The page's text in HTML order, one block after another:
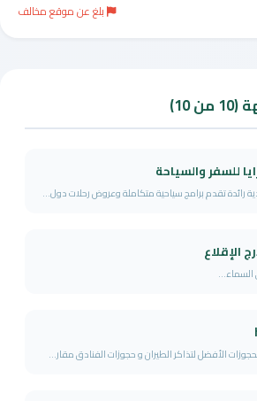
بلغ عن موقع مخالف
10)
للسفر والسياحة
رائدة تقدم برامج سياحية متكاملة وعروض رحلات دول...
الإقلاع
الأفضل لتذاكر الطيران و حجوزات الفنادق مقار...